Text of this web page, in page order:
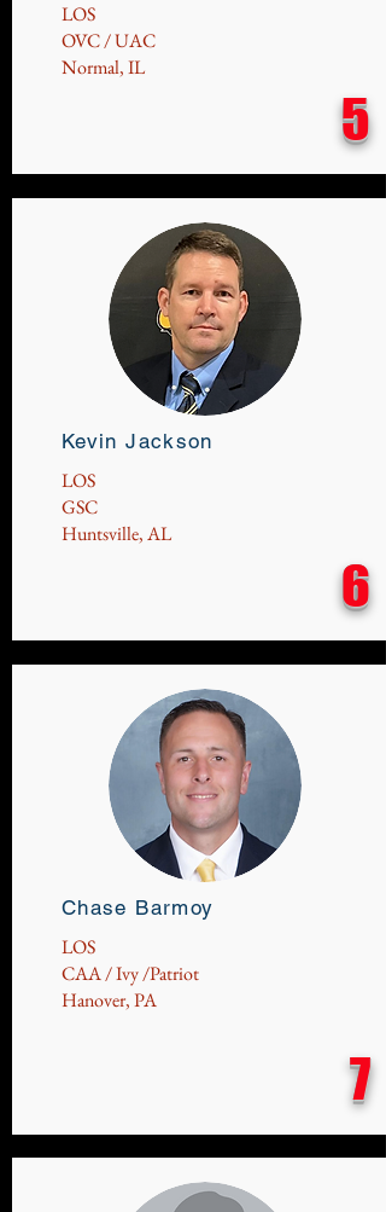
LOS
OVC / UAC
Normal, IL
5
Kevin Jackson
LOS
GSC
Huntsville, AL
6
Chase Barmoy
LOS
CAA / Ivy /Patriot
Hanover, PA
7